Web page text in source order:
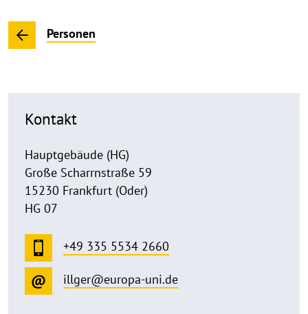
Personen
Kontakt
Hauptgebäude (HG)
Große Scharrnstraße 59
15230 Frankfurt (Oder)
HG 07
+49 335 5534 2660
illger@europa-uni.de